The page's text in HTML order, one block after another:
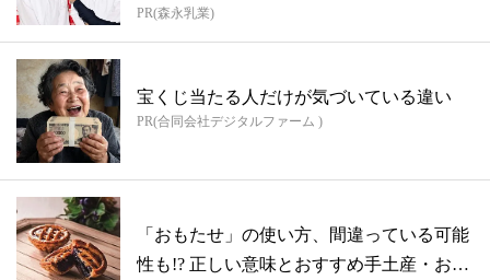
PR(森永乳業)
宝くじ当たる人だけが気づいている違い
PR(合同会社デジタルファーム )
「おもたせ」の使い方、間違っている可能
性も!? 正しい意味とおすすめ手土産・お